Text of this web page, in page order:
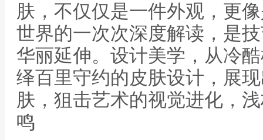
肤，不仅仅是一件外观，更
世界的一次次深度解读，是
华丽延伸。设计美学，从冷
绎百里守约的皮肤设计，展
肤，狙击艺术的视觉进化，
鸣